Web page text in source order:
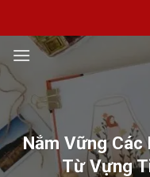
content
Nắm Vững Các
Từ Vựng